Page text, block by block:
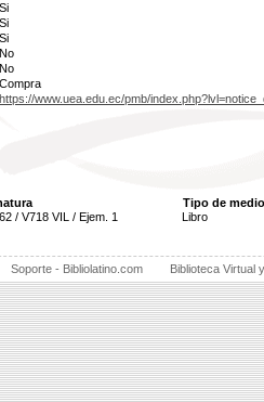
Si
Si
Si
No
No
Compra
https://www.uea.edu.ec/pmb/
Tipo de medio
/ V718 VIL / Ejem. 1 Libro
Soporte - Bibliolatino.com Biblioteca Virtual